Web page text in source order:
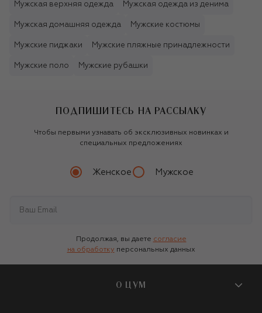
Мужская верхняя одежда Мужская одежда из денима
Мужская домашняя одежда Мужские костюмы
Мужские пиджаки Мужские пляжные принадлежности
Мужские поло Мужские рубашки
ПОДПИШИТЕСЬ НА РАССЫЛКУ
Чтобы первыми узнавать об эксклюзивных новинках и
специальных предложениях
Женское Мужское
Продолжая, вы даете согласие
на обработку персональных данных
О ЦУМ